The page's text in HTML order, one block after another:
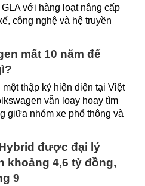
với hàng loạt nâng cấp
công nghệ và hệ truyền
mất 10 năm để
một thập kỷ hiện diện tại Việt
vẫn loay hoay tìm
giữa nhóm xe phổ thông và
được đại lý
khoảng 4,6 tỷ đồng,
9